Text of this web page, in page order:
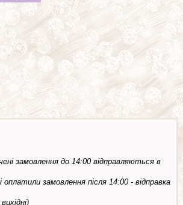
замовлення до 14:00 відправляються в
замовлення після 14:00 - відправка